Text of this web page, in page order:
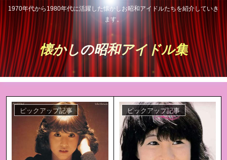
1970年代から1980年代に活躍した懐かしお昭和アイドルたちを紹介していき
ます。
懐かしの昭和アイドル集
ピックアップ記事 ピックアップ記事